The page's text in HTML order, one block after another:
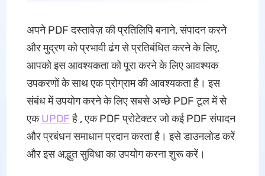
अपने PDF दस्तावेज़ की प्रतिलिपि बनाने, संपादन करने
और मुद्रण को प्रभावी ढंग से प्रतिबंधित करने के लिए,
आपको इस आवश्यकता को पूरा करने के लिए आवश्यक
उपकरणों के साथ एक प्रोग्राम की आवश्यकता है। इस
संबंध में उपयोग करने के लिए सबसे अच्छे PDF टूल में से
एकUPDFहै , एक PDF प्रोटेक्टर जो कई PDF संपादन
और प्रबंधन समाधान प्रदान करता है। इसे डाउनलोड करें
और इस अद्भुत सुविधा का उपयोग करना शुरू करें।